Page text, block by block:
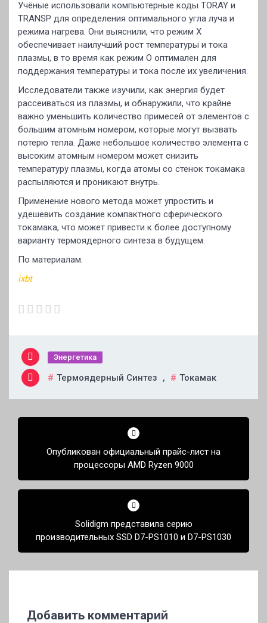
Учёные использовали компьютерные коды TORAY и
TRANSP для определения оптимального угла луча и
режима нагрева. Они выяснили, что режим X
обеспечивает наилучший рост температуры и тока
плазмы, в то время как режим O оптимален для
поддержания температуры и тока после их увеличения.
Исследователи также изучили, как энергия будет
рассеиваться из плазмы, и обнаружили, что крайне
важно уменьшить количество примесей от элементов с
большим атомным номером, которые могут вызвать
потерю тепла. Даже небольшое количество элемента с
высоким атомным номером может снизить
температуру плазмы, когда атомы со стенок токамака
распыляются и проникают внутрь.
Применение нового метода может упростить и
удешевить создание компактного сферического
токамака, что может привести к более доступному
варианту термоядерного синтеза в будущем.
По материалам:
ixbt
Энергетика
Термоядерный Синтез , Токамак
Навигация
записямОпубликован официальный прайс-лист на
процессоры AMD Ryzen 9000
Solidigm представила серию
производительных SSD D7-PS1010 и D7-PS1030
Добавить комментарий